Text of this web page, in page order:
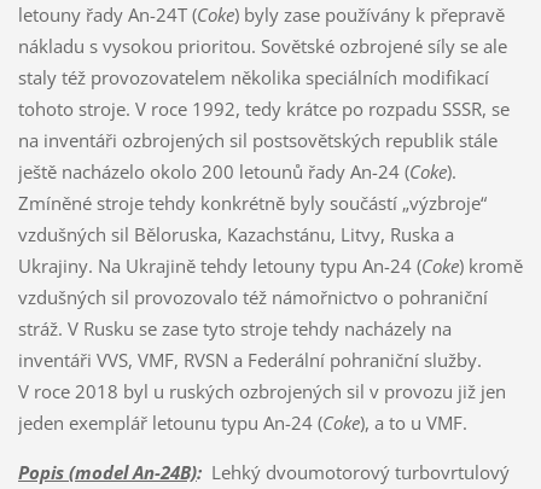
letouny řady An-24T (Coke) byly zase používány k přepravě
nákladu s vysokou prioritou. Sovětské ozbrojené síly se ale
staly též provozovatelem několika speciálních modifikací
tohoto stroje. V roce 1992, tedy krátce po rozpadu SSSR, se
na inventáři ozbrojených sil postsovětských republik stále
ještě nacházelo okolo 200 letounů řady An-24 (Coke).
Zmíněné stroje tehdy konkrétně byly součástí „výzbroje“
vzdušných sil Běloruska, Kazachstánu, Litvy, Ruska a
Ukrajiny. Na Ukrajině tehdy letouny typu An-24 (Coke) kromě
vzdušných sil provozovalo též námořnictvo o pohraniční
stráž. V Rusku se zase tyto stroje tehdy nacházely na
inventáři VVS, VMF, RVSN a Federální pohraniční služby.
V roce 2018 byl u ruských ozbrojených sil v provozu již jen
jeden exemplář letounu typu An-24 (Coke), a to u VMF.
Popis (model An-24B):Lehký dvoumotorový turbovrtulový